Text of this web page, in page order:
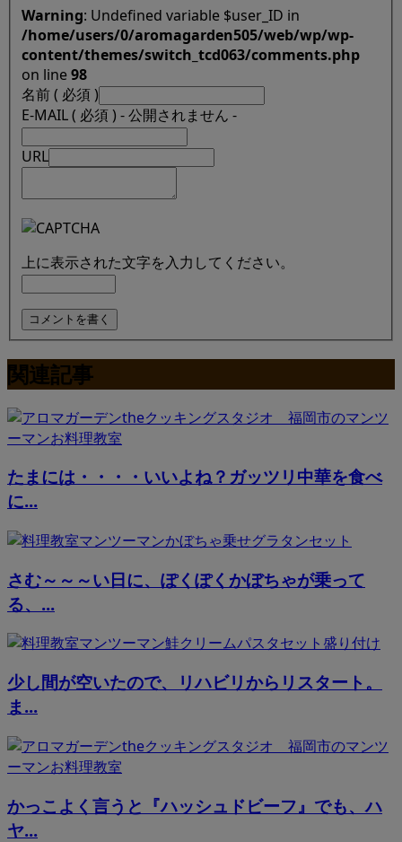
Warning : Undefined variable $user_ID in
/home/users/0/aromagarden505/web/wp/wp-
content/themes/switch_tcd063/comments.php
on line98
名前 ( 必須 )
E-MAIL ( 必須 ) - 公開されません -
URL
上に表示された文字を入力してください。
関連記事
たまには・・・・いいよね？ガッツリ中華を食べ
に...
さむ～～～い日に、ぽくぽくかぼちゃが乗って
る、...
少し間が空いたので、リハビリからリスタート。
ま...
かっこよく言うと『ハッシュドビーフ』でも、ハ
ヤ...